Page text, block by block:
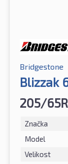
Bridgestone
Blizzak
205/
Značka
Model
Velikost